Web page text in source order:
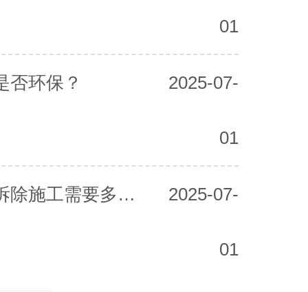
01
否环保？ 2025-07-
01
宁河厂房整体拆除施工需要多长时间？ 2025-07-
01